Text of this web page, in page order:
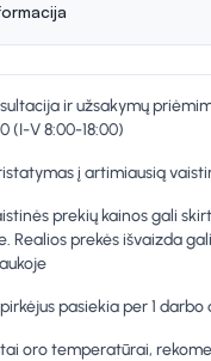
ir užsakymų
(I-V 8:00-18:00)
į artimiausią
prekių kainos gali
Realios prekės išvaizda
pasiekia per 1 darbo
oro temperatūrai,